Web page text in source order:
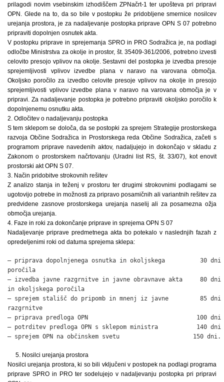
prilagodi novim vsebinskim izhodiščem ZPNačrt-1 ter upošteva pri pripravi
OPN. Glede na to, da so bile v postopku že pridobljene smernice nosilcev
urejanja prostora, je za nadaljevanje postopka priprave OPN S 07 potrebno
pripraviti dopolnjen osnutek akta.
V postopku priprave in sprejemanja SPRO in PRO Sodražica je, na podlagi
odločbe Ministrstva za okolje in prostor, št. 35409-361/2006, potrebno izvesti
celovito presojo vplivov na okolje. Sestavni del postopka je izvedba presoje
sprejemljivosti vplivov izvedbe plana v naravo na varovana območja.
Okoljsko poročilo za izvedbo celovite presoje vplivov na okolje in presojo
sprejemljivosti vplivov izvedbe plana v naravo na varovana območja je v
pripravi. Za nadaljevanje postopka je potrebno pripraviti okoljsko poročilo k
dopolnjenemu osnutku akta.
2. Odločitev o nadaljevanju postopka
S tem sklepom se določa, da se postopki za sprejem Strategije prostorskega
razvoja Občine Sodražica in Prostorskega reda Občine Sodražica, začeti s
programom priprave navedenih aktov, nadaljujejo in dokončajo v skladu z
Zakonom o prostorskem načrtovanju (Uradni list RS, št. 33/07), kot enovit
prostorski akt OPN S 07.
3. Način pridobitve strokovnih rešitev
Z analizo stanja in teženj v prostoru ter drugimi strokovnimi podlagami se
ugotovijo potrebe in možnosti za pripravo posamičnih ali variantnih rešitev za
predvidene zasnove prostorskega urejanja naselij ali za posamezna ožja
območja urejanja.
4. Faze in roki za dokončanje priprave in sprejema OPN S 07
Nadaljevanje priprave predmetnega akta bo potekalo v naslednjih fazah z
opredeljenimi roki od datuma sprejema sklepa:
– priprava dopolnjenega osnutka in okoljskega          30 dni
poročila
– izvedba javne razgrnitve in javne obravnave akta     80 dni
in okoljskega poročila
– sprejem stališč do pripomb in mnenj iz javne         85 dni
razgrnitve
– priprava predloga OPN                               100 dni
– potrditev predloga OPN s sklepom ministra           140 dni
– sprejem OPN na občinskem svetu                     150 dni.
5. Nosilci urejanja prostora
Nosilci urejanja prostora, ki so bili vključeni v postopek na podlagi programa
priprave SPRO in PRO ter sodelujejo v nadaljevanju postopka pri pripravi